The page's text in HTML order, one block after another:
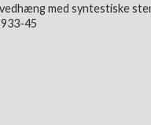
vedhæng med syntestiske
45